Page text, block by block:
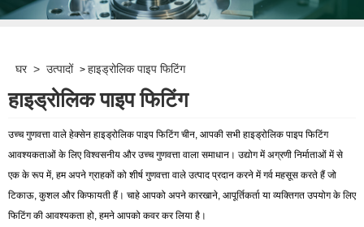
घर > उत्पादों > हाइड्रोलिक पाइप फिटिंग
हाइड्रोलिक पाइप फिटिंग
उच्च गुणवत्ता वाले हेक्सेन हाइड्रोलिक पाइप फिटिंग चीन, आपकी सभी हाइड्रोलिक पाइप फिटिंग
आवश्यकताओं के लिए विश्वसनीय और उच्च गुणवत्ता वाला समाधान। उद्योग में अग्रणी निर्माताओं में से
एक के रूप में, हम अपने ग्राहकों को शीर्ष गुणवत्ता वाले उत्पाद प्रदान करने में गर्व महसूस करते हैं जो
टिकाऊ, कुशल और किफायती हैं। चाहे आपको अपने कारखाने, आपूर्तिकर्ता या व्यक्तिगत उपयोग के लिए
फिटिंग की आवश्यकता हो, हमने आपको कवर कर लिया है।